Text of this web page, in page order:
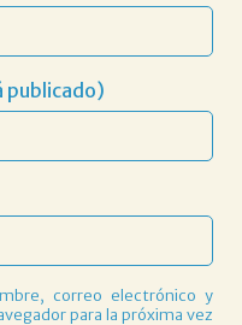
publicado)
correo electrónico y
para la próxima vez